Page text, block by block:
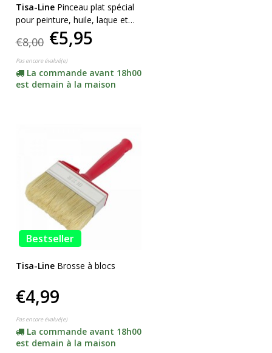
Tisa-Line Pinceau plat spécial
pour peinture, huile, laque et
SUPERACTION!
€8,00 €5,95
Pas encore évalué(e)
La commande avant 18h00
est demain à la maison
Bestseller
Tisa-Line Brosse à blocs
€4,99
Pas encore évalué(e)
La commande avant 18h00
est demain à la maison